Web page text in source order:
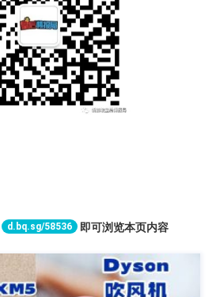
d.bq.sg/58536 即可浏览本页内容